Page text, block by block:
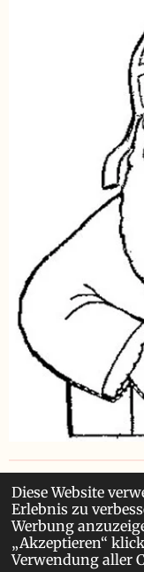
Diese Website
Erlebnis zu
Werbung
„Akzeptieren“
Verwendung aller
Impressum,
© 2024 - 2026
Mit Unterstützung von